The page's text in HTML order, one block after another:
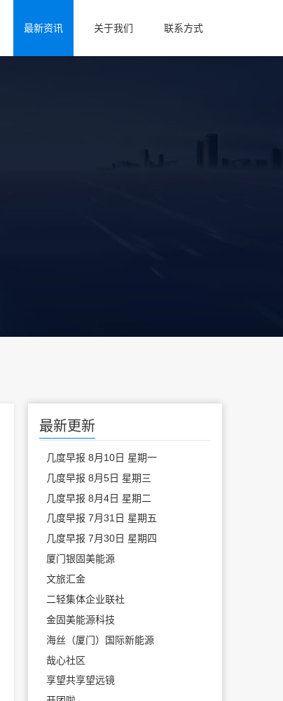
最新资讯 关于我们 联系方式
最新更新
几度早报 8月10日 星期一
几度早报 8月5日 星期三
几度早报 8月4日 星期二
几度早报 7月31日 星期五
几度早报 7月30日 星期四
厦门银固美能源
文旅汇金
二轻集体企业联社
金固美能源科技
海丝（厦门）国际新能源
哉心社区
享望共享望远镜